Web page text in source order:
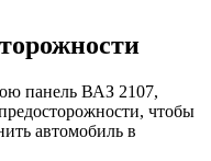
панель ВАЗ 2107,
чтобы
автомобиль в